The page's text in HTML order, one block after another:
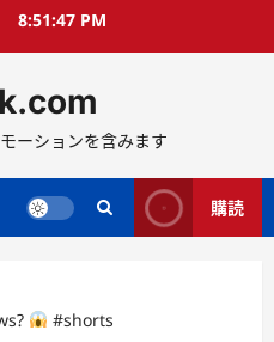
8:51:48 PM
ーションを含みます
購読
#shorts